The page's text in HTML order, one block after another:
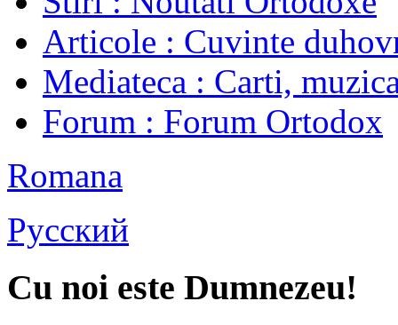
Articole : Cuvinte
Mediateca : Carti,
Forum : Forum Ortodox
Romana
Русский
Cu noi este Dumnezeu!